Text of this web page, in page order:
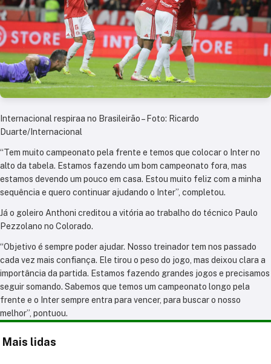
Internacional respiraa no Brasileirão – Foto: Ricardo
Duarte/Internacional
“Tem muito campeonato pela frente e temos que colocar o Inter no
alto da tabela. Estamos fazendo um bom campeonato fora, mas
estamos devendo um pouco em casa. Estou muito feliz com a minha
sequência e quero continuar ajudando o Inter”, completou.
Já o goleiro Anthoni creditou a vitória ao trabalho do técnico Paulo
Pezzolano no Colorado.
“Objetivo é sempre poder ajudar. Nosso treinador tem nos passado
cada vez mais confiança. Ele tirou o peso do jogo, mas deixou clara a
importância da partida. Estamos fazendo grandes jogos e precisamos
seguir somando. Sabemos que temos um campeonato longo pela
frente e o Inter sempre entra para vencer, para buscar o nosso
melhor”, pontuou.
Mais lidas